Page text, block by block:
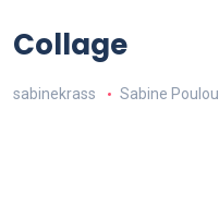
Collage
sabinekrass Sabine Poulou